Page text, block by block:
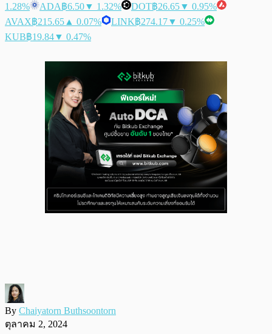
1.28%
ADA฿6.50▼ 1.32% DOT฿26.65▼ 0.95%
AVAX฿215.65 ▲ 0.07% LINK฿274.17▼ 0.25%
KUB฿19.84▼ 0.47%
By Chaiyatorn Buthsoontorn
ตุลาคม 2, 2024